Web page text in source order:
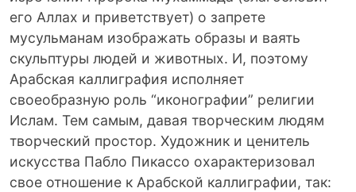
его Аллах и приветствует) о запрете
мусульманам изображать образы и ваять
скульптуры людей и животных. И, поэтому
Арабская каллиграфия исполняет
своеобразную роль “иконографии” религии
Ислам. Тем самым, давая творческим людям
творческий простор. Художник и ценитель
искусства Пабло Пикассо охарактеризовал
свое отношение к Арабской каллиграфии, так: